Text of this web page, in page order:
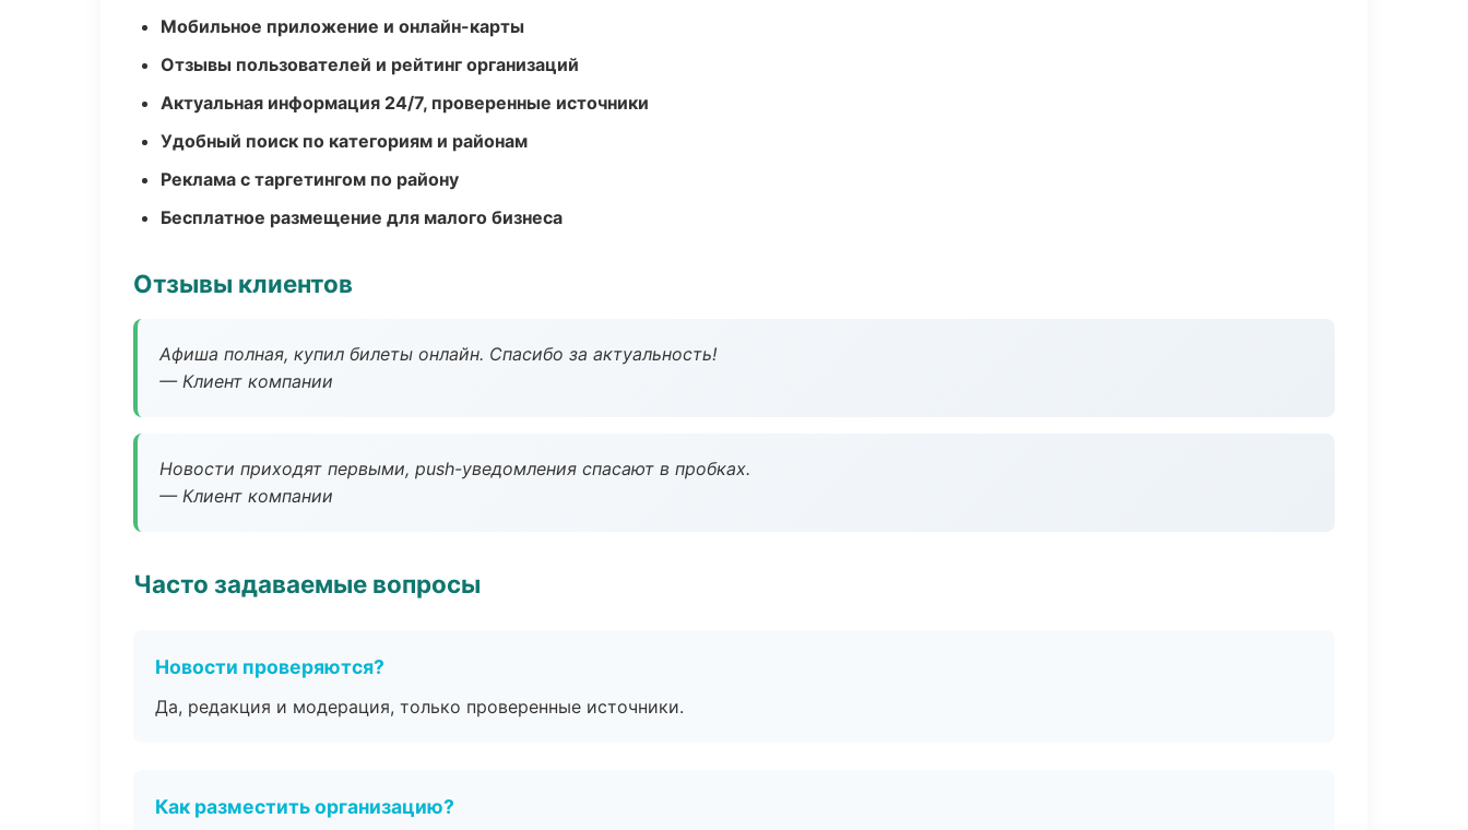
Мобильное приложение и онлайн-карты
Отзывы пользователей и рейтинг организаций
Актуальная информация 24/7, проверенные источники
Удобный поиск по категориям и районам
Реклама с таргетингом по району
Бесплатное размещение для малого бизнеса
Отзывы клиентов
Афиша полная, купил билеты онлайн. Спасибо за актуальность!
— Клиент компании
Новости приходят первыми, push-уведомления спасают в пробках.
— Клиент компании
Часто задаваемые вопросы
Новости проверяются?
Да, редакция и модерация, только проверенные источники.
Как разместить организацию?